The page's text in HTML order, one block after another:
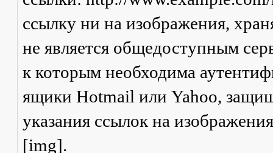
ссылку ни на изображения,
не является общедоступным
к которым необходима
ящики Hotmail или Yahoo,
указания ссылок на
[img].